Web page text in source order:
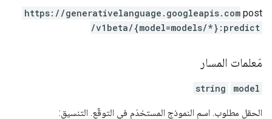
post
https: / /generativelanguage.googleapis.com
/v1beta/{model=models/*}:predict
مَعلمات المسار
model
string
الحقل مطلوب. اسم النموذج المستخدَم في التوقّع. التنسيق: